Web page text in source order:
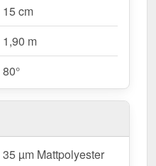
cm x 15 cm x 2,00 m |
mit 0,50
15 cm
1,90 m
80°
35 µm Mattpolyester